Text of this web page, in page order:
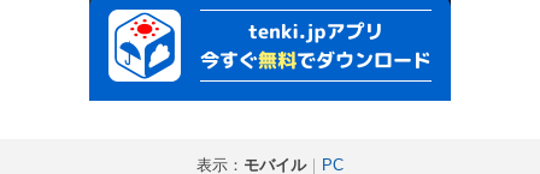
表示： モバイル｜ PC